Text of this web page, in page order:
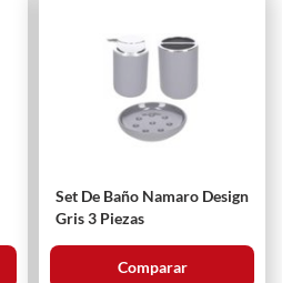
Set De Baño Namaro Design
Gris 3 Piezas
Comparar